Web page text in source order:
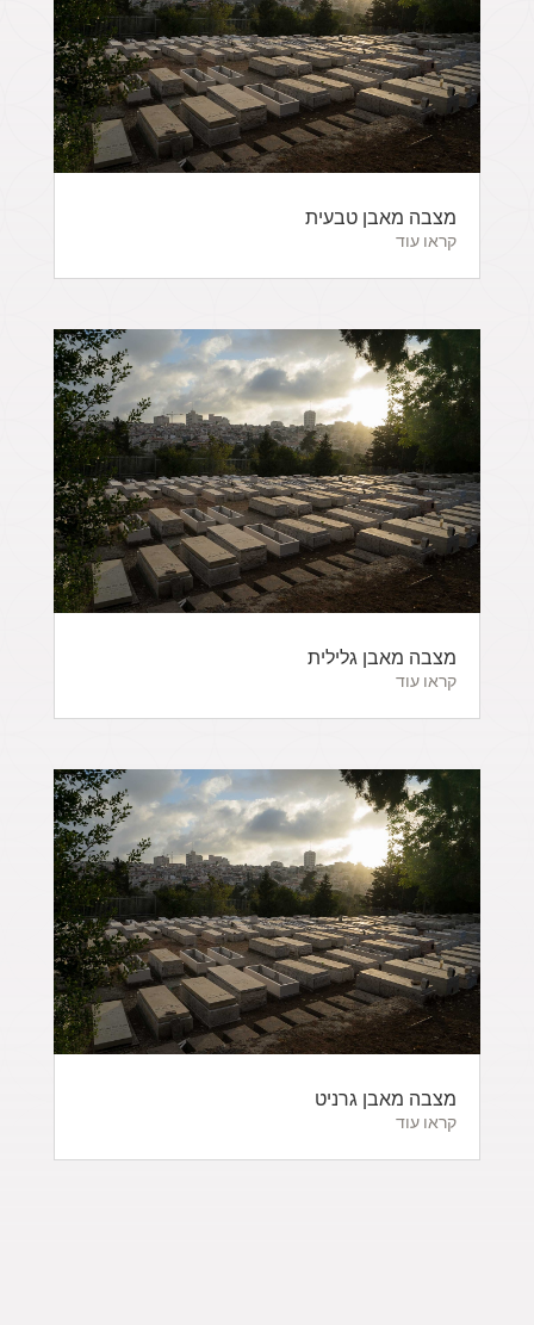
מצבה מאבן טבעית
קראו עוד
מצבה מאבן גלילית
קראו עוד
מצבה מאבן גרניט
קראו עוד